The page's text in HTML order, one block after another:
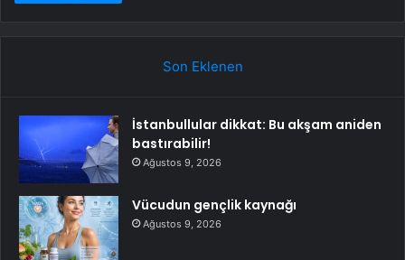
Son Eklenen
İstanbullular dikkat: Bu akşam aniden
bastırabilir!
Ağustos 9, 2026
Vücudun gençlik kaynağı
Ağustos 9, 2026